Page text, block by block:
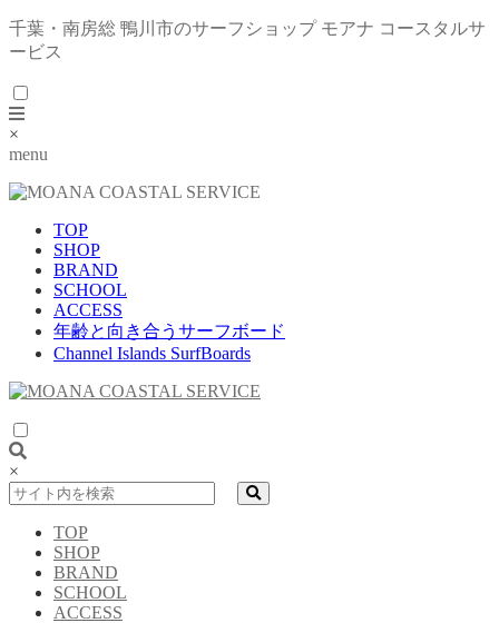
千葉・南房総 鴨川市のサーフショップ モアナ コースタルサ
ービス
×
menu
TOP
SHOP
BRAND
SCHOOL
ACCESS
年齢と向き合うサーフボード
Channel Islands SurfBoards
×
TOP
SHOP
BRAND
SCHOOL
ACCESS